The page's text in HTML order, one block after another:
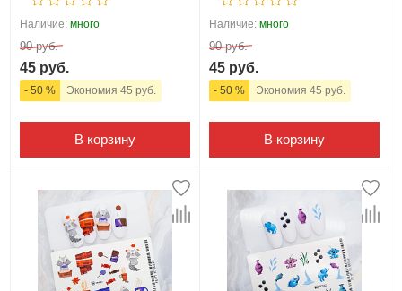
Наличие: много
90 руб.
45 руб.
- 50 % Экономия 45 руб.
В корзину
Наличие: много
90 руб.
45 руб.
- 50 % Экономия 45 руб.
В корзину